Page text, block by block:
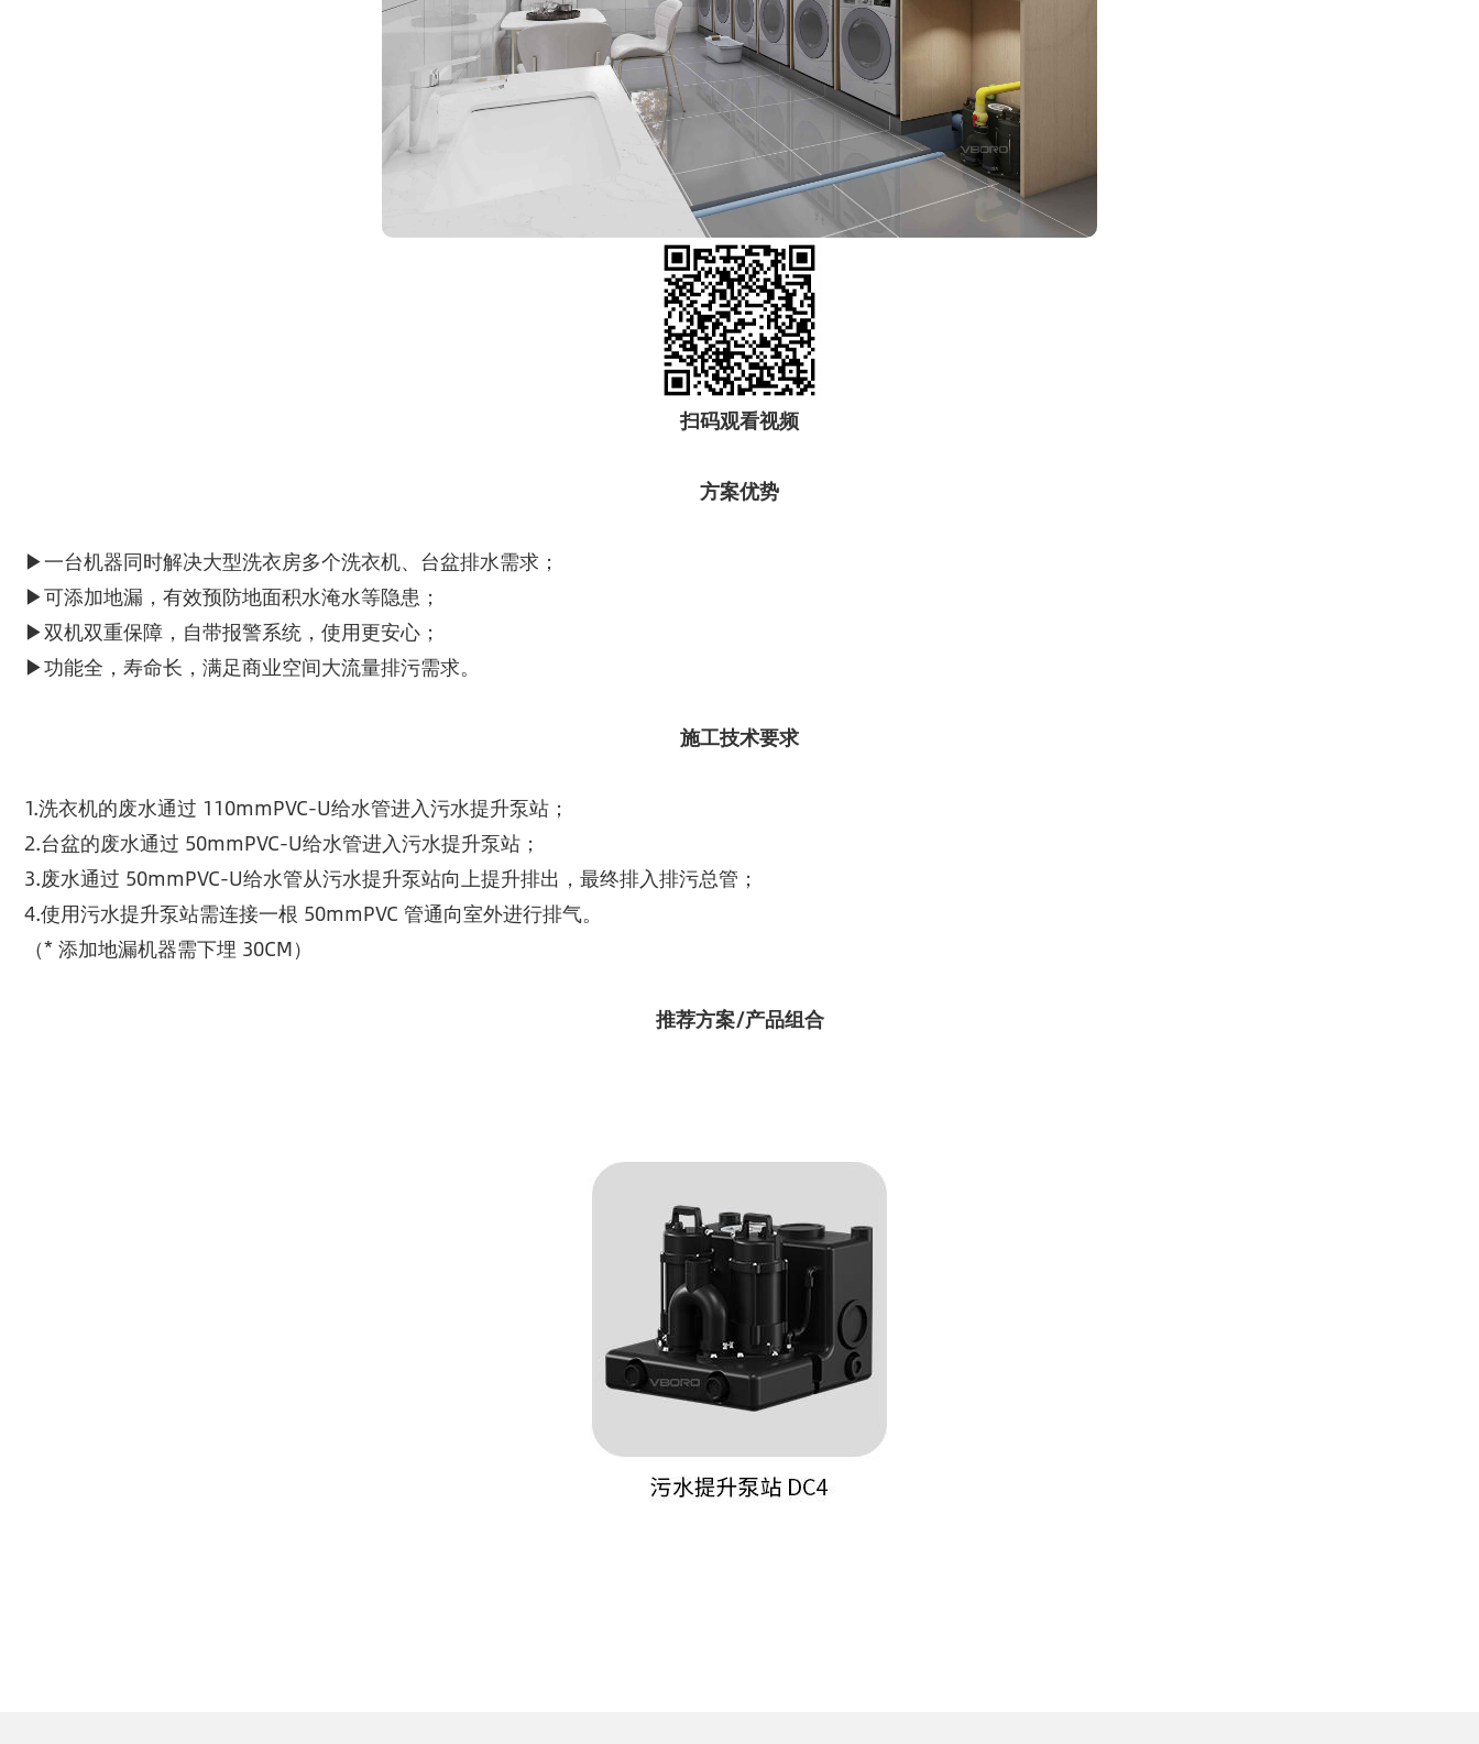
扫码观看视频
方案优势
▶一台机器同时解决大型洗衣房多个洗衣机、台盆排水需求；
▶可添加地漏，有效预防地面积水淹水等隐患；
▶双机双重保障，自带报警系统，使用更安心；
▶功能全，寿命长，满足商业空间大流量排污需求。
施工技术要求
1.洗衣机的废水通过 110mmPVC-U给水管进入污水提升泵站；
2.台盆的废水通过 50mmPVC-U给水管进入污水提升泵站；
3.废水通过 50mmPVC-U给水管从污水提升泵站向上提升排出，最终排入排污总管；
4.使用污水提升泵站需连接一根 50mmPVC 管通向室外进行排气。
（* 添加地漏机器需下埋 30CM）
推荐方案/产品组合